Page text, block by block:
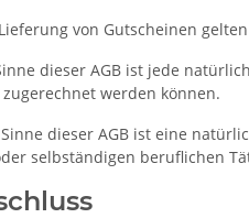
von Gutscheinen
dieser AGB ist jede
werden können.
dieser AGB ist eine
selbständigen beruflichen